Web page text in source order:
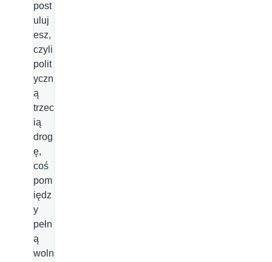
post
uluj
esz,
czyli
polit
yczn
ą
trzec
ią
drog
ę,
coś
pom
iędz
y
pełn
ą
woln